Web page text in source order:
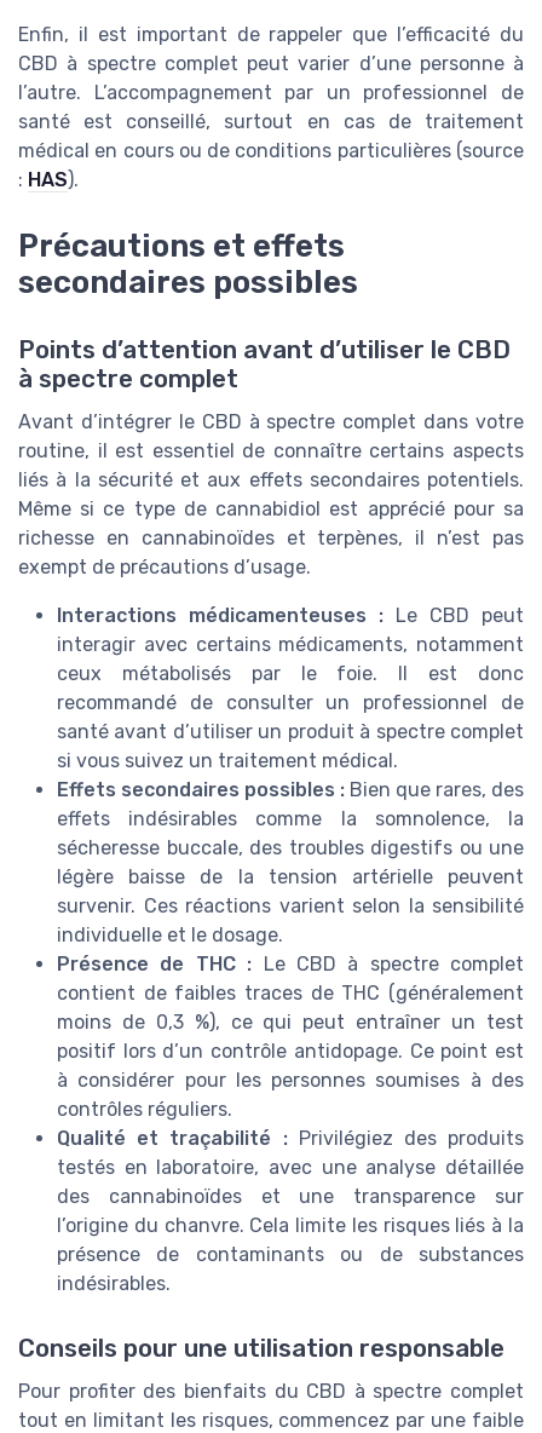
Enfin, il est important de rappeler que l’efficacité du
CBD à spectre complet peut varier d’une personne à
l’autre. L’accompagnement par un professionnel de
santé est conseillé, surtout en cas de traitement
médical en cours ou de conditions particulières (source
: HAS).
Précautions et effets
secondaires possibles
Points d’attention avant d’utiliser le CBD
à spectre complet
Avant d’intégrer le CBD à spectre complet dans votre
routine, il est essentiel de connaître certains aspects
liés à la sécurité et aux effets secondaires potentiels.
Même si ce type de cannabidiol est apprécié pour sa
richesse en cannabinoïdes et terpènes, il n’est pas
exempt de précautions d’usage.
Interactions médicamenteuses : Le CBD peut
interagir avec certains médicaments, notamment
ceux métabolisés par le foie. Il est donc
recommandé de consulter un professionnel de
santé avant d’utiliser un produit à spectre complet
si vous suivez un traitement médical.
Effets secondaires possibles : Bien que rares, des
effets indésirables comme la somnolence, la
sécheresse buccale, des troubles digestifs ou une
légère baisse de la tension artérielle peuvent
survenir. Ces réactions varient selon la sensibilité
individuelle et le dosage.
Présence de THC : Le CBD à spectre complet
contient de faibles traces de THC (généralement
moins de 0,3 %), ce qui peut entraîner un test
positif lors d’un contrôle antidopage. Ce point est
à considérer pour les personnes soumises à des
contrôles réguliers.
Qualité et traçabilité :Privilégiez des produits
testés en laboratoire, avec une analyse détaillée
des cannabinoïdes et une transparence sur
l’origine du chanvre. Cela limite les risques liés à la
présence de contaminants ou de substances
indésirables.
Conseils pour une utilisation responsable
Pour profiter des bienfaits du CBD à spectre complet
tout en limitant les risques, commencez par une faible